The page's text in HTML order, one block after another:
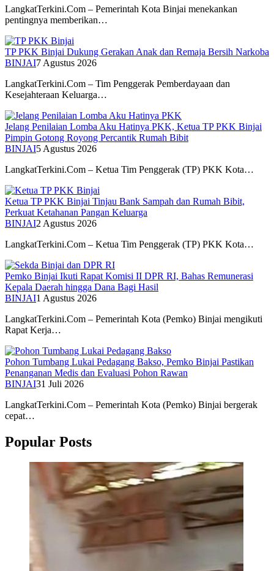
LangkatTerkini.Com – Pemerintah Kota Binjai menekankan
pentingnya memberikan…
TP PKK Binjai Dukung Gerakan Anak dan Remaja Bersih Narkoba
BINJAI7 Agustus 2026
LangkatTerkini.Com – Tim Penggerak Pemberdayaan dan
Kesejahteraan Keluarga…
Jelang Penilaian Lomba Aku Hatinya PKK, Ketua TP PKK Binjai
Pimpin Gotong Royong Percantik Rumah Bibit
BINJAI5 Agustus 2026
LangkatTerkini.Com – Ketua Tim Penggerak (TP) PKK Kota…
Ketua TP PKK Binjai Tinjau Bank Sampah dan Rumah Bibit,
Perkuat Ketahanan Pangan Keluarga
BINJAI2 Agustus 2026
LangkatTerkini.Com – Ketua Tim Penggerak (TP) PKK Kota…
Pemko Binjai Ikuti Rapat Komisi II DPR RI, Bahas Remunerasi
Kepala Daerah hingga Dana Bagi Hasil
BINJAI1 Agustus 2026
LangkatTerkini.Com – Pemerintah Kota (Pemko) Binjai mengikuti
Rapat Kerja…
Pohon Tumbang Lukai Pedagang Bakso, Pemko Binjai Pastikan
Penanganan Medis dan Evaluasi Pohon Rawan
BINJAI31 Juli 2026
LangkatTerkini.Com – Pemerintah Kota (Pemko) Binjai bergerak
cepat…
Popular Posts